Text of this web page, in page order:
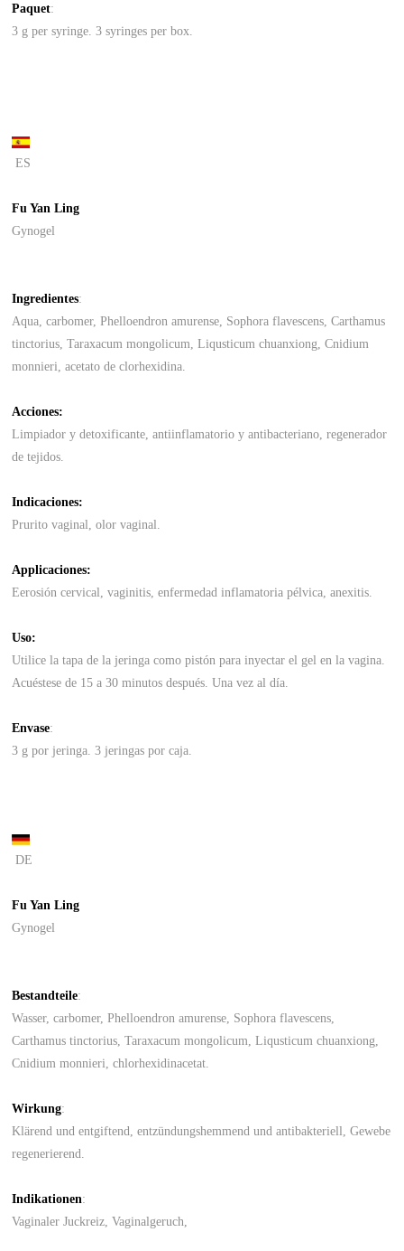
Paquet:
3 g per syringe. 3 syringes per box.
ES
Fu Yan Ling
Gynogel
Ingredientes:
Aqua, carbomer, Phelloendron amurense, Sophora flavescens, Carthamus
tinctorius, Taraxacum mongolicum, Liqusticum chuanxiong, Cnidium
monnieri, acetato de clorhexidina.
Acciones:
Limpiador y detoxificante, antiinflamatorio y antibacteriano, regenerador
de tejidos.
Indicaciones:
Prurito vaginal, olor vaginal.
Applicaciones:
Eerosión cervical, vaginitis, enfermedad inflamatoria pélvica, anexitis.
Uso:
Utilice la tapa de la jeringa como pistón para inyectar el gel en la vagina.
Acuéstese de 15 a 30 minutos después. Una vez al día.
Envase:
3 g por jeringa. 3 jeringas por caja.
DE
Fu Yan Ling
Gynogel
Bestandteile:
Wasser, carbomer, Phelloendron amurense, Sophora flavescens,
Carthamus tinctorius, Taraxacum mongolicum, Liqusticum chuanxiong,
Cnidium monnieri, chlorhexidinacetat.
Wirkung:
Klärend und entgiftend, entzündungshemmend und antibakteriell, Gewebe
regenerierend.
Indikationen:
Vaginaler Juckreiz, Vaginalgeruch,